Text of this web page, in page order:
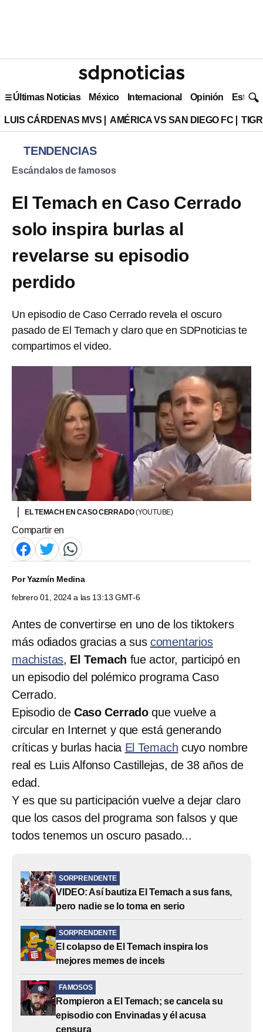
Últimas Noticias México Internacional Opinión Estilo
LUIS CÁRDENAS MVS AMÉRICA VS SAN DIEGO FC
TENDENCIAS
Escándalos de famosos
El Temach en Caso Cerrado
solo inspira burlas al
revelarse su episodio
perdido
Un episodio de Caso Cerrado revela el oscuro
pasado de El Temach y claro que en SDPnoticias te
compartimos el video.
EL TEMACH EN CASO CERRADO(YOUTUBE)
Compartir en
PorYazmín Medina
febrero 01, 2024 a las 13:13 GMT-6
Antes de convertirse en uno de los tiktokers
más odiados gracias a sus comentarios
machistas, El Temach fue actor, participó en
un episodio del polémico programa Caso
Cerrado.
Episodio de Caso Cerrado que vuelve a
circular en Internet y que está generando
críticas y burlas hacia El Temach cuyo nombre
real es Luis Alfonso Castillejas, de 38 años de
edad.
Y es que su participación vuelve a dejar claro
que los casos del programa son falsos y que
todos tenemos un oscuro pasado...
SORPRENDENTE
VIDEO: Así bautiza El Temach a sus fans,
pero nadie se lo toma en serio
SORPRENDENTE
El colapso de El Temach inspira los
mejores memes de incels
FAMOSOS
Rompieron a El Temach; se cancela su
episodio con Envinadas y él acusa
censura